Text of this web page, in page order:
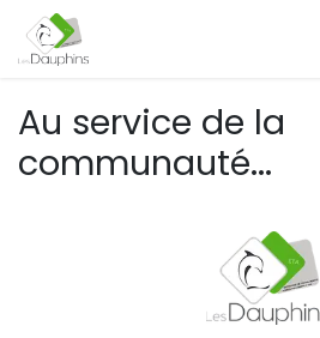
Au service de la
communauté...